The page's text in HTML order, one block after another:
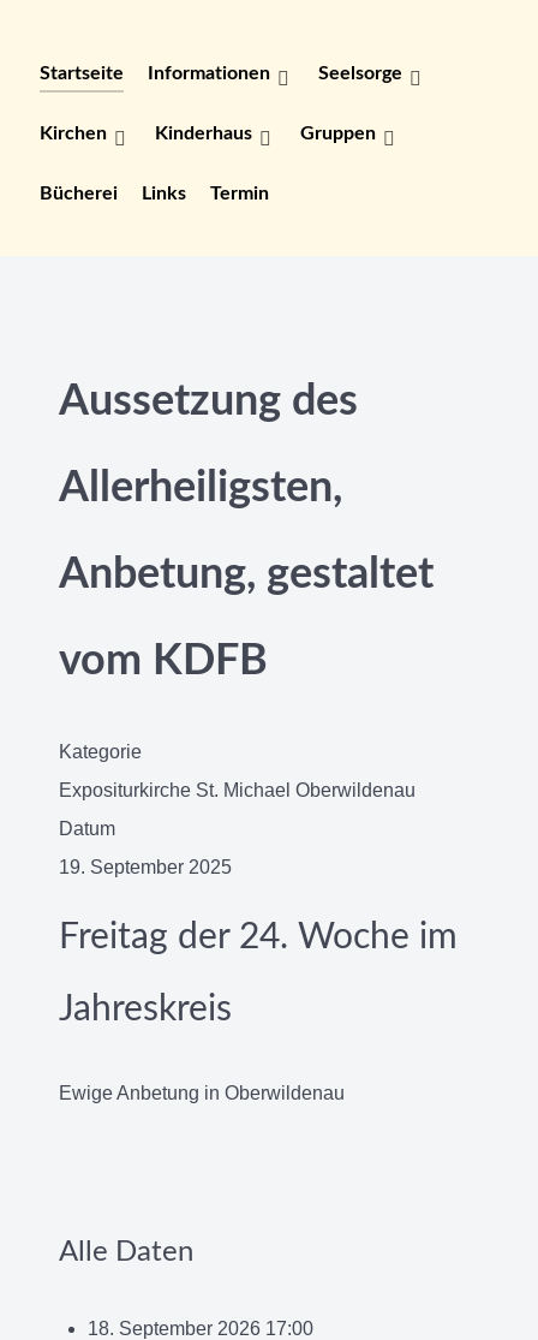
Startseite Informationen Seelsorge
Kirchen Kinderhaus Gruppen
Bücherei Links Termin
Aussetzung des
Allerheiligsten,
Anbetung, gestaltet
vom KDFB
Kategorie
Expositurkirche St. Michael Oberwildenau
Datum
19. September 2025
Freitag der 24. Woche im
Jahreskreis
Ewige Anbetung in Oberwildenau
Alle Daten
18. September 2026 17:00